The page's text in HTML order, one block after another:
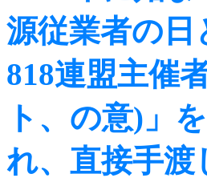
源従業者の
818連盟主催
ト、の意)」
れ、直接手